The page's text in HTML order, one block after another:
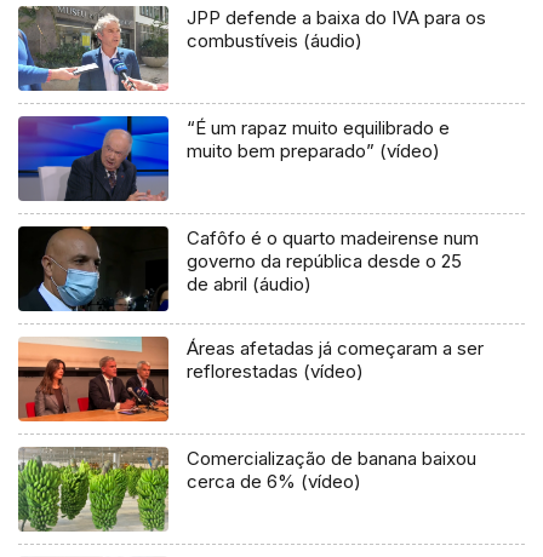
JPP defende a baixa do IVA para os
combustíveis (áudio)
“É um rapaz muito equilibrado e
muito bem preparado” (vídeo)
Cafôfo é o quarto madeirense num
governo da república desde o 25
de abril (áudio)
Áreas afetadas já começaram a ser
reflorestadas (vídeo)
Comercialização de banana baixou
cerca de 6% (vídeo)